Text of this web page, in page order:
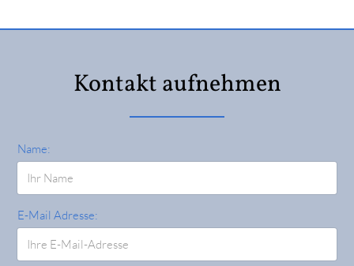
Kontakt aufnehmen
Name:
E-Mail Adresse: